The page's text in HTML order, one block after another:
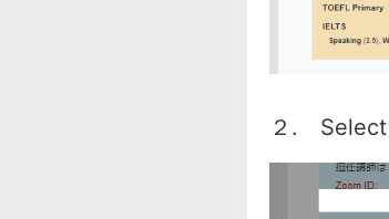
２. Select